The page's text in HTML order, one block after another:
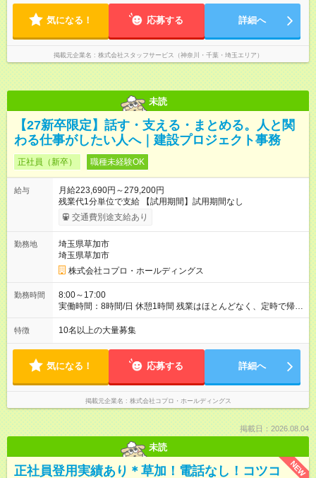
気になる！ 応募する 詳細へ
掲載元企業名 株式会社スタッフサービス（神奈川・千葉・埼玉エリア）
未読
【27新卒限定】話す・支える・まとめる。人と関
わる仕事がしたい人へ｜建設プロジェクト事務
正社員（新卒） 職種未経験OK
給与
月給223,690円～279,200円
残業代1分単位で支給 【試用期間】試用期間なし
交通費別途支給あり
勤務地
埼玉県草加市
埼玉県草加市
株式会社コプロ・ホールディングス
勤務時間
8:00～17:00
実働時間：8時間/日 休憩1時間 残業はほとんどなく、定時で帰れ
る日が多い働き方です。 毎日の業務は進捗管理や事務が中心な
ので、 「今日やるべき仕事」が終われば、自然と区切りをつけ
方を大切にしています。
特徴 10名以上の大量募集
気になる！ 応募する 詳細へ
掲載元企業名 株式会社コプロ・ホールディングス
掲載日：2026.08.04
未読
NEW
正社員登用実績あり＊草加！電話なし！コツコ